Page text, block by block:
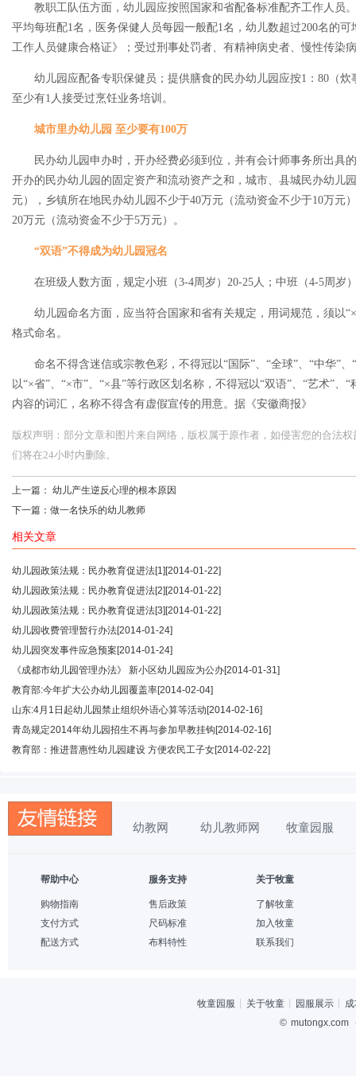
教职工队伍方面，幼儿园应按照国家和省配备标准配齐工作人员
平均每班配1名，医务保健人员每园一般配1名，幼儿数超过200名的
工作人员健康合格证》；受过刑事处罚者、有精神病史者、慢性传染
幼儿园应配备专职保健员；提供膳食的民办幼儿园应按1：80（炊
至少有1人接受过烹饪业务培训。
城市里办幼儿园 至少要有100万
民办幼儿园申办时，开办经费必须到位，并有会计师事务所出具
开办的民办幼儿园的固定资产和流动资产之和，城市、县城民办幼儿
元），乡镇所在地民办幼儿园不少于40万元（流动资金不少于10万元
20万元（流动资金不少于5万元）。
“双语”不得成为幼儿园冠名
在班级人数方面，规定小班（3-4周岁）20-25人；中班（4-5周岁
幼儿园命名方面，应当符合国家和省有关规定，用词规范，须以
格式命名。
命名不得含迷信或宗教色彩，不得冠以“国际”、“全球”、“中华”、
以“×省”、“×市”、“×县”等行政区划名称，不得冠以“双语”、“艺术”、
内容的词汇，名称不得含有虚假宣传的用意。据《安徽商报》
版权声明：部分文章和图片来自网络，版权属于原作者，如侵害您的合法
们将在24小时内删除。
上一篇： 幼儿产生逆反心理的根本原因
下一篇： 做一名快乐的幼儿教师
相关文章
幼儿园政策法规：民办教育促进法[1] [2014-01-22]
幼儿园政策法规：民办教育促进法[2] [2014-01-22]
幼儿园政策法规：民办教育促进法[3] [2014-01-22]
幼儿园收费管理暂行办法[2014-01-24]
幼儿园突发事件应急预案 [2014-01-24]
《成都市幼儿园管理办法》 新小区幼儿园应为公办[2014-01-31]
教育部:今年扩大公办幼儿园覆盖率[2014-02-04]
山东:4月1日起幼儿园禁止组织外语心算等活动 [2014-02-16]
青岛规定2014年幼儿园招生不再与参加早教挂钩 [2014-02-16]
教育部：推进普惠性幼儿园建设 方便农民工子女[2014-02-22]
幼教网 幼儿教师网 牧童园服
帮助中心
购物指南
支付方式
配送方式
服务支持
售后政策
尺码标准
布料特性
关于牧童
了解牧童
加入牧童
联系我们
牧童园服 关于牧童 园服展示
© mutongx.com